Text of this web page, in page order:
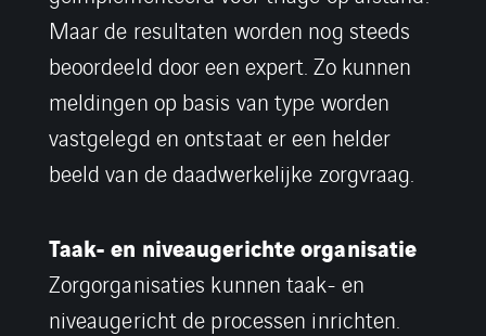
Maar de resultaten worden nog steeds
beoordeeld door een expert. Zo kunnen
meldingen op basis van type worden
vastgelegd en ontstaat er een helder
beeld van de daadwerkelijke zorgvraag.
Taak- en niveaugerichte organisatie
Zorgorganisaties kunnen taak- en
niveaugericht de processen inrichten.